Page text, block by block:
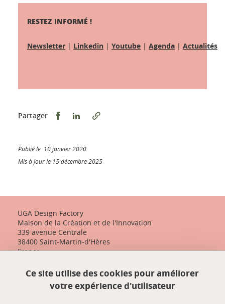
RESTEZ INFORMÉ !
Newsletter | Linkedin | Youtube | Agenda | Actualités
Partager Partager sur Facebook
Partager sur LinkedIn
Publié le 10 janvier 2020
Mis à jour le 15 décembre 2025
UGA Design Factory
Maison de la Création et de l'Innovation
339 avenue Centrale
38400 Saint-Martin-d'Hères
France
+33 (0)4 57 04 10 55
designfactory-contact@univ-grenoble-alpes.fr
Ce site utilise des cookies pour améliorer
votre expérience d'utilisateur